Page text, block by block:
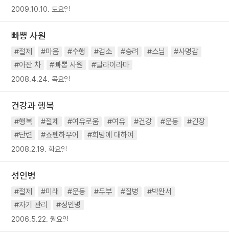
2009.10.10. 토요일
빠뽕 사원
#절제 #마음 #수행 #검소 #승려 #스님
#사명감
#아잔 차
#빠뽕 사원 #달라이라마
2008.4.24. 목요일
건강과 행복
#행복 #절제 #여유로움 #여유 #건강 #운동
#긴장
#단련
#쇼펜하우어 #희망에 대하여
2008.2.19. 화요일
성인병
#절제 #미래 #운동 #두부 #질병
#박완서
#자기 관리
#성인병
2006.5.22. 월요일